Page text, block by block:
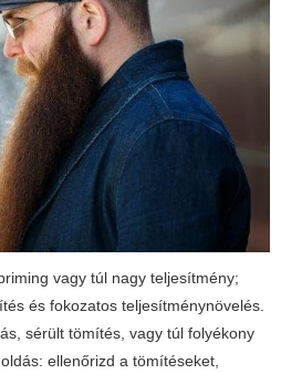
vagy túl nagy teljesítmény;
és fokozatos teljesítménynövelés.
sérült tömítés, vagy túl folyékony
ellenőrizd a tömítéseket,